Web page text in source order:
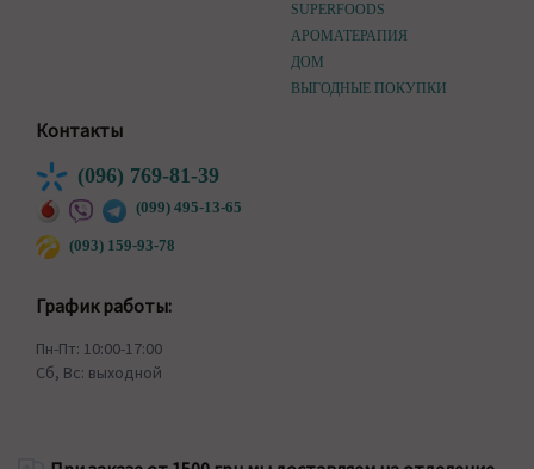
SUPERFOODS
АРОМАТЕРАПИЯ
ДОМ
ВЫГОДНЫЕ ПОКУПКИ
Контакты
(096) 769-81-39
(099) 495-13-65
(093) 159-93-78
График работы:
Пн-Пт: 10:00-17:00
Сб, Вс: выходной